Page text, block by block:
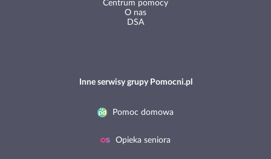
Centrum pomocy
O nas
DSA
Inne serwisy grupy Pomocni.pl
Pomoc domowa
Opieka seniora